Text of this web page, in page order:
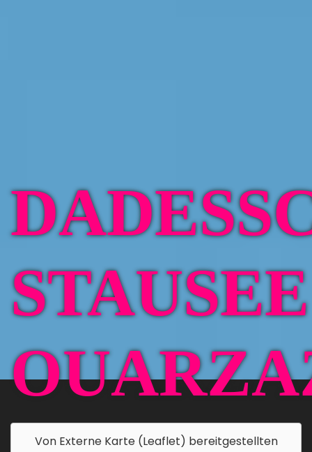
STAUSEE
Von Externe Karte (Leaflet) bereitgestellten